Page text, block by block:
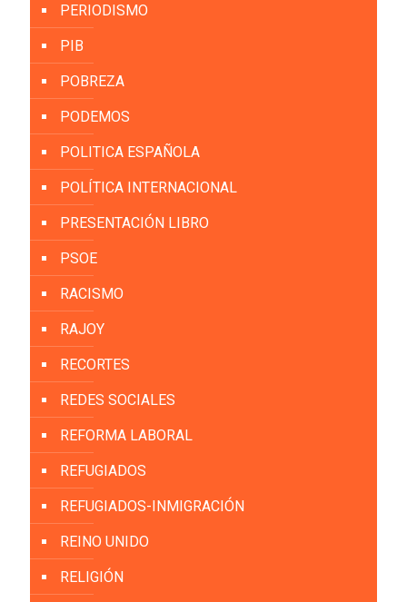
PERIODISMO
PIB
POBREZA
PODEMOS
POLITICA ESPAÑOLA
POLÍTICA INTERNACIONAL
PRESENTACIÓN LIBRO
PSOE
RACISMO
RAJOY
RECORTES
REDES SOCIALES
REFORMA LABORAL
REFUGIADOS
REFUGIADOS-INMIGRACIÓN
REINO UNIDO
RELIGIÓN